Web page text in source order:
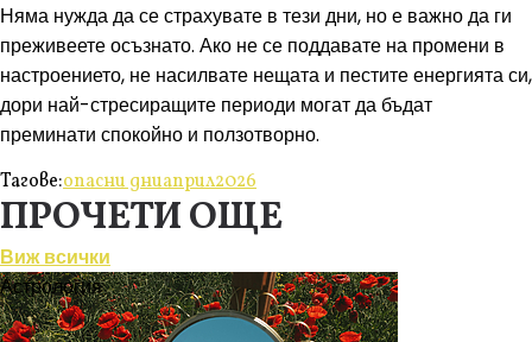
Няма нужда да се страхувате в тези дни, но е важно да ги
преживеете осъзнато. Ако не се поддавате на промени в
настроението, не насилвате нещата и пестите енергията си,
дори най-стресиращите периоди могат да бъдат
преминати спокойно и ползотворно.
Тагове:опасни дниаприл2026
ПРОЧЕТИ ОЩЕ
Виж всички
Астрология